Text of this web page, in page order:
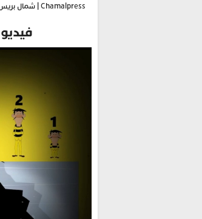
Chamalpress | شمال بريس